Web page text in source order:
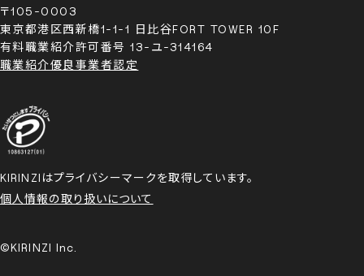
方
〒105-0003
東京都港区西新橋1-1-1 日比谷FORT TOWER 10F
有料職業紹介許可番号 13-ユ-314164
職業紹介優良事業者認定
KIRINZIはプライバシーマークを取得しています。
個人情報の取り扱いについて
©KIRINZI Inc.